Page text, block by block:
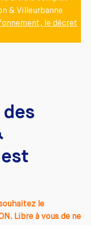
& Villeurbanne
le décret
des
le
Libre à vous de ne